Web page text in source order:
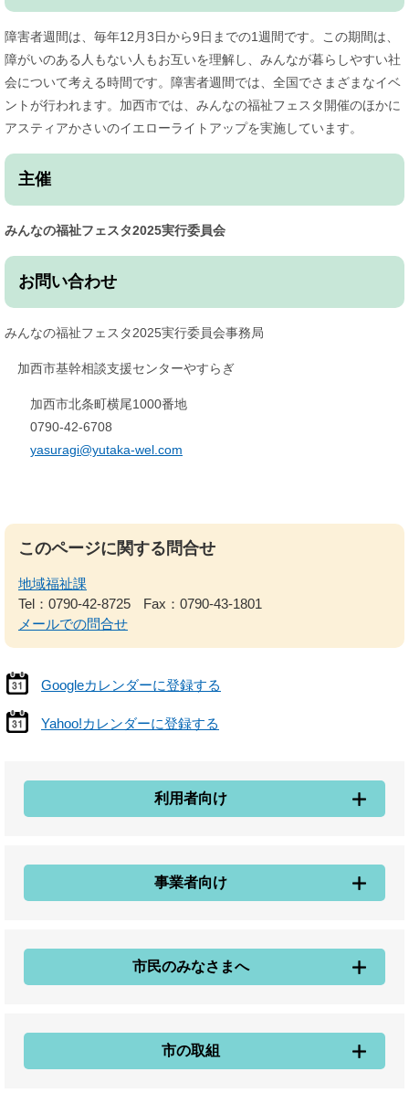
障害者週間は、毎年12月3日から9日までの1週間です。この期間は、
障がいのある人もない人もお互いを理解し、みんなが暮らしやすい社
会について考える時間です。障害者週間では、全国でさまざまなイベ
ントが行われます。加西市では、みんなの福祉フェスタ開催のほかに
アスティアかさいのイエローライトアップを実施しています。
主催
みんなの福祉フェスタ2025実行委員会
お問い合わせ
みんなの福祉フェスタ2025実行委員会事務局
加西市基幹相談支援センターやすらぎ
加西市北条町横尾1000番地
0790-42-6708
yasuragi@yutaka-wel.com
このページに関する問合せ
地域福祉課
Tel：0790-42-8725
Fax：0790-43-1801
メールでの問合せ
Googleカレンダーに登録する
Yahoo!カレンダーに登録する
利用者向け
事業者向け
市民のみなさまへ
市の取組